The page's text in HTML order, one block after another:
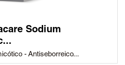
Sodium
- Antiseborreico...